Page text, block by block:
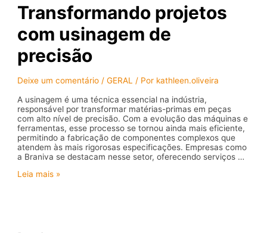
Transformando projetos
com usinagem de
precisão
Deixe um comentário /GERAL / Por kathleen.oliveira
A usinagem é uma técnica essencial na indústria,
responsável por transformar matérias-primas em peças
com alto nível de precisão. Com a evolução das máquinas e
ferramentas, esse processo se tornou ainda mais eficiente,
permitindo a fabricação de componentes complexos que
atendem às mais rigorosas especificações. Empresas como
a Braniva se destacam nesse setor, oferecendo serviços …
Transformando
Leia mais »